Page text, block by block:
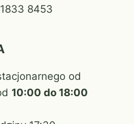
8453
od
10:00 do 18:00